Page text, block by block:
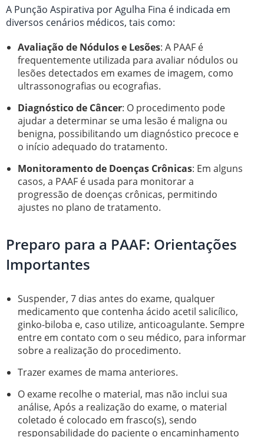
A Punção Aspirativa por Agulha Fina é indicada em
diversos cenários médicos, tais como:
Avaliação de Nódulos e Lesões: A PAAF é
frequentemente utilizada para avaliar nódulos ou
lesões detectados em exames de imagem, como
ultrassonografias ou ecografias.
Diagnóstico de Câncer: O procedimento pode
ajudar a determinar se uma lesão é maligna ou
benigna, possibilitando um diagnóstico precoce e
o início adequado do tratamento.
Monitoramento de Doenças Crônicas: Em alguns
casos, a PAAF é usada para monitorar a
progressão de doenças crônicas, permitindo
ajustes no plano de tratamento.
Preparo para a PAAF: Orientações
Importantes
Suspender, 7 dias antes do exame, qualquer
medicamento que contenha ácido acetil salicílico,
ginko-biloba e, caso utilize, anticoagulante. Sempre
entre em contato com o seu médico, para informar
sobre a realização do procedimento.
Trazer exames de mama anteriores.
O exame recolhe o material, mas não inclui sua
análise, Após a realização do exame, o material
coletado é colocado em frasco(s), sendo
responsabilidade do paciente o encaminhamento